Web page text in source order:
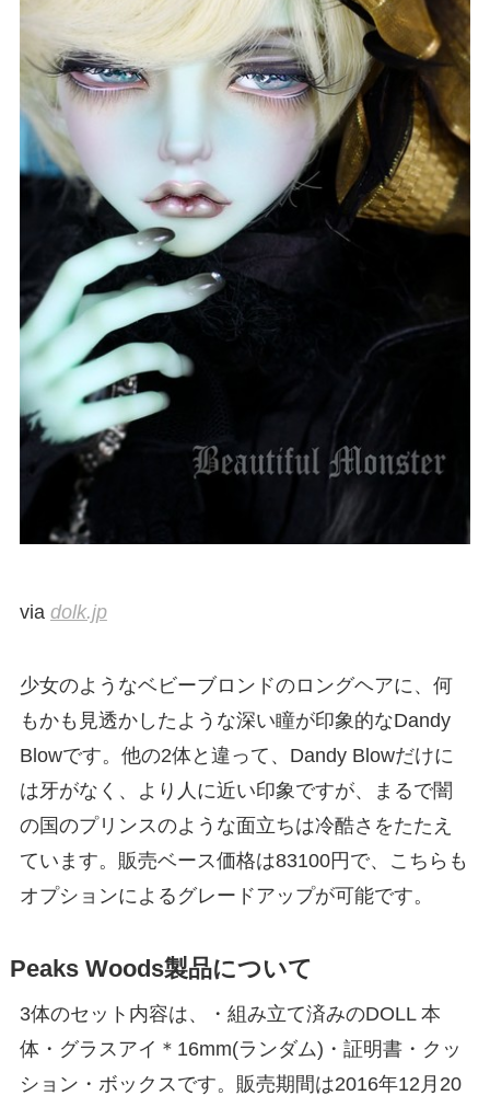
via dolk.jp
少女のようなベビーブロンドのロングヘアに、何
もかも見透かしたような深い瞳が印象的なDandy
Blowです。他の2体と違って、Dandy Blowだけに
は牙がなく、より人に近い印象ですが、まるで闇
の国のプリンスのような面立ちは冷酷さをたたえ
ています。販売ベース価格は83100円で、こちらも
オプションによるグレードアップが可能です。
Peaks Woods製品について
3体のセット内容は、・組み立て済みのDOLL 本
体・グラスアイ＊16mm(ランダム)・証明書・クッ
ション・ボックスです。販売期間は2016年12月20